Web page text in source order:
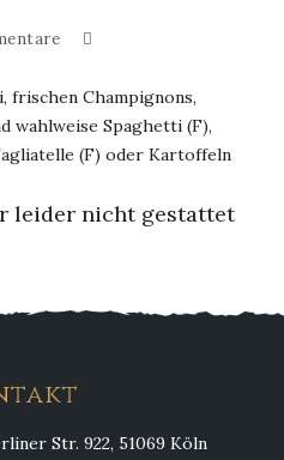
frischen Champignons,
wahlweise Spaghetti (F),
(F) oder Kartoffeln
leider nicht gestattet
Str. 922, 51069 Köln